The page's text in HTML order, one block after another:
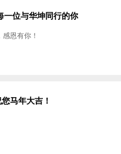
一位与华坤同行的你
恩有你！
马年大吉！